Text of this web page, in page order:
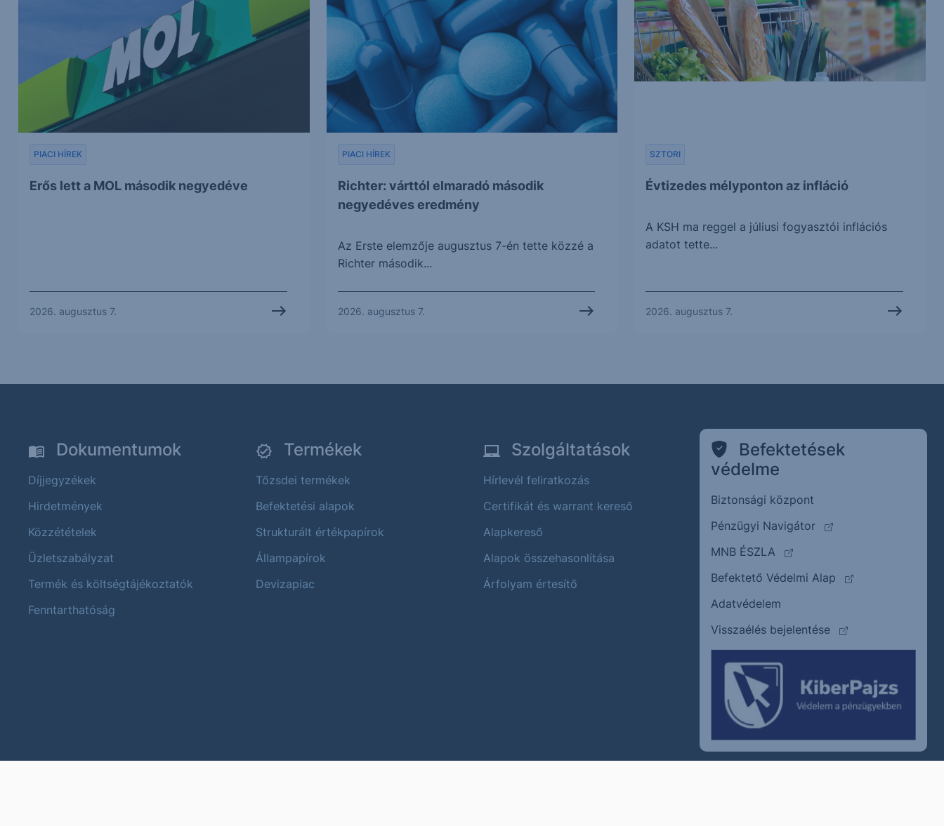
Erős lett a MOL második negyedéve
PIACI HÍREK
2026. augusztus 7.
Richter: várttól elmaradó második
negyedéves eredmény
PIACI HÍREK
Az Erste elemzője augusztus 7-én tette közzé a
Richter második...
2026. augusztus 7.
Évtizedes mélyponton az infláció
SZTORI
A KSH ma reggel a júliusi fogyasztói inflációs
adatot tette...
2026. augusztus 7.
Dokumentumok
Díjjegyzékek
Hirdetmények
Közzétételek
Üzletszabályzat
Termék és költségtájékoztatók
Fenntarthatóság
Termékek
Tőzsdei termékek
Befektetési alapok
Strukturált értékpapírok
Állampapírok
Devizapiac
Szolgáltatások
Hírlevél feliratkozás
Certifikát és warrant kereső
Alapkereső
Alapok összehasonlítása
Árfolyam értesítő
Befektetések
védelme
Biztonsági központ
Pénzügyi Navigátor
(külső oldalra ugrik)
MNB ÉSZLA
(külső oldalra ugrik)
Befektető Védelmi Alap
(külső oldalra
Adatvédelem
Visszaélés bejelentése
(külső oldalra ugrik)